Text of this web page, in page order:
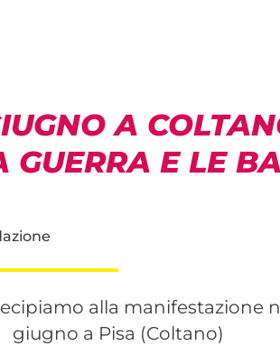
A
GUERRA E LE
alla manifestazione
giugno a Pisa (Coltano)